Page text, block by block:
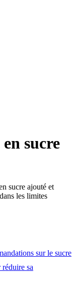
sucre
sucre ajouté et
les limites
sur le sucre
sa